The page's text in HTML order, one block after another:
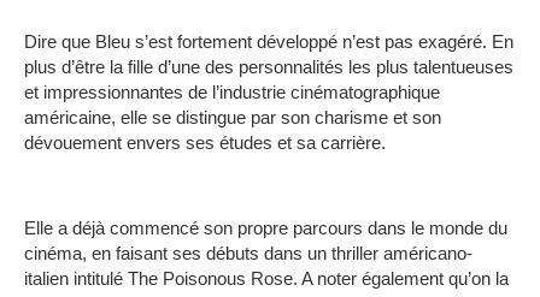
Dire que Bleu s’est fortement développé n’est pas exagéré. En
plus d’être la fille d’une des personnalités les plus talentueuses
et impressionnantes de l’industrie cinématographique
américaine, elle se distingue par son charisme et son
dévouement envers ses études et sa carrière.
Elle a déjà commencé son propre parcours dans le monde du
cinéma, en faisant ses débuts dans un thriller américano-
italien intitulé The Poisonous Rose. A noter également qu’on la